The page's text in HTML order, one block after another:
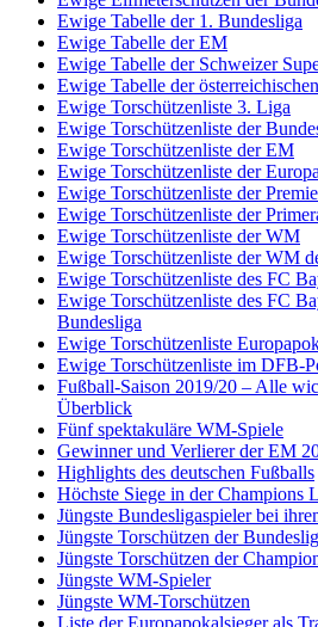
Ewige Tabelle der 1. Bundesliga
Ewige Tabelle der EM
Ewige Tabelle der Schweizer
Ewige Tabelle der
Ewige Torschützenliste 3. Liga
Ewige Torschützenliste der
Ewige Torschützenliste der EM
Ewige Torschützenliste der
Ewige Torschützenliste der
Ewige Torschützenliste der
Ewige Torschützenliste der WM
Ewige Torschützenliste der WM
Ewige Torschützenliste des FC
Ewige Torschützenliste des FC
Bundesliga
Ewige Torschützenliste
Ewige Torschützenliste im DFB-
Fußball-Saison 2019/20 – Alle
Überblick
Fünf spektakuläre WM-Spiele
Gewinner und Verlierer der EM
Highlights des deutschen Fußballs
Höchste Siege in der Champions
Jüngste Bundesligaspieler bei
Jüngste Torschützen der
Jüngste Torschützen der
Jüngste WM-Spieler
Jüngste WM-Torschützen
Liste der Europapokalsieger als